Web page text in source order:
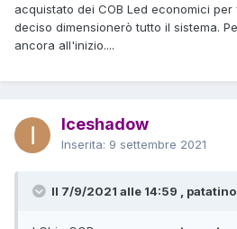
acquistato dei COB Led economici
deciso dimensionerò tutto il sistema.
ancora all'inizio....
Iceshadow
Inserita: 9 settembre 2021
Il 7/9/2021 alle 14:59 ,